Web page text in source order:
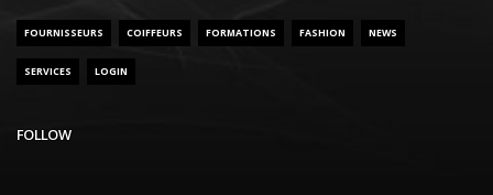
FOURNISSEURS COIFFEURS FORMATIONS FASHION NEWS
SERVICES LOGIN
FOLLOW